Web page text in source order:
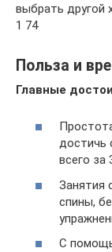
выбрать другой
1 74
Польза и
Главные
достичь
всего за
Занятия
спины,
С